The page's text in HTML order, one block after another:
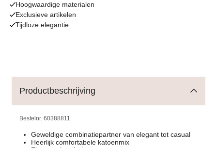
Hoogwaardige materialen
Exclusieve artikelen
Tijdloze elegantie
Productbeschrijving
Bestelnr. 60388811
Geweldige combinatiepartner van elegant tot casual
Heerlijk comfortabele katoenmix